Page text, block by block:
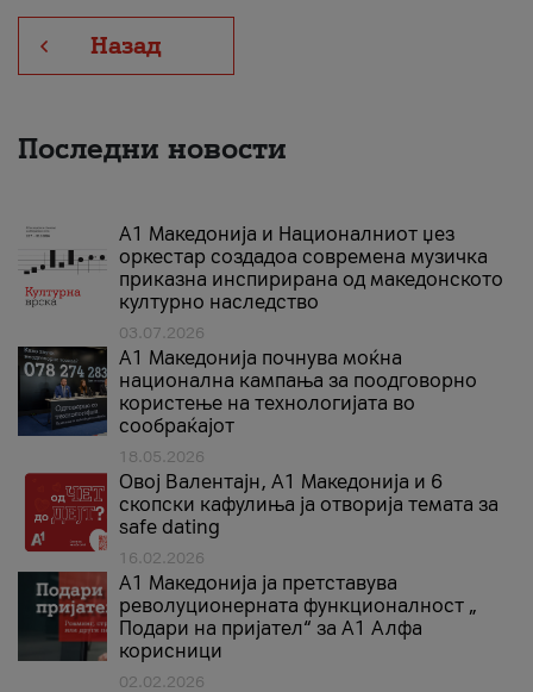
Назад
Последни новости
А1 Македонија и Националниот џез
оркестар создадоа современа музичка
приказна инспирирана од македонското
културно наследство
03.07.2026
A1 Македонија почнува моќна
национална кампања за поодговорно
користење на технологијата во
сообраќајот
18.05.2026
Овој Валентајн, A1 Македонија и 6
скопски кафулиња ја отворија темата за
safe dating
16.02.2026
А1 Македонија ја претставува
револуционерната функционалност „
Подари на пријател“ за А1 Алфа
корисници
02.02.2026